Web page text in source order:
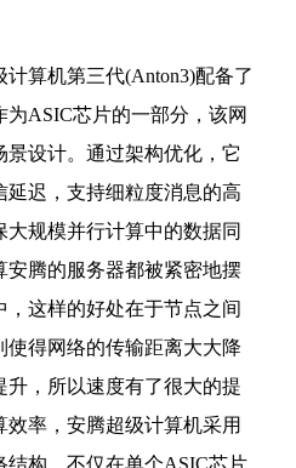
算机第三代(Anton3)配备了
ASIC芯片的一部分，该网
设计。通过架构优化，它
延迟，支持细粒度消息的高
规模并行计算中的数据同
安腾的服务器都被紧密地摆
这样的好处在于节点之间
得网络的传输距离大大降
，所以速度有了很大的提
率，安腾超级计算机采用
结构，不仅在单个ASIC芯片